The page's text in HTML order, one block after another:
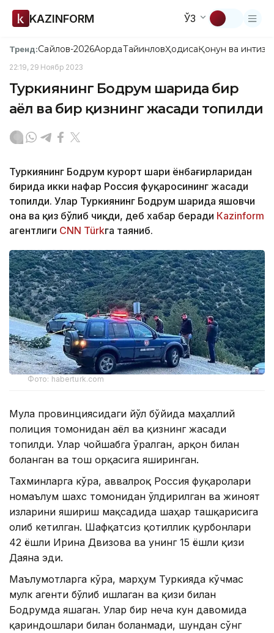
KAZINFORM ЎЗ
Тренд:Сайлов-2026АқордаТайинловҲодисаҚонун ва
22:19, 29 Ноябр 2023
Туркиянинг Бодрум шаҳрида бир
аёл ва бир қизнинг жасади топилди
Туркиянинг Бодрум курорт шаҳри ёнбағирларидан
бирида икки нафар Россия фуқаросининг жасади
топилди. Улар Туркиянинг Бодрум шаҳрида яшовчи
она ва қиз бўлиб чиқди, деб хабар беради Кazinform
агентлиги CNN Türkга таяниб.
Фото: haberturk.com
Муғла провинциясидаги йўл бўйида маҳаллий
полиция томонидан аёл ва қизнинг жасади
топилди. Улар чойшабга ўралган, арқон билан
боғланган ва тош орқасига яширинган.
Тахминларга кўра, аввалроқ Россия фуқаролари
номаълум шахс томонидан ўлдирилган ва жиноят
изларини яшириш мақсадида шаҳар ташқарисига
олиб кетилган. Шафқатсиз қотиллик қурбонлари
42 ёшли Ирина Двизова ва унинг 15 ёшли қизи
Даяна эди.
Маълумотларга кўра, марҳум Туркияда кўчмас
мулк агенти бўлиб ишлаган ва қизи билан
Бодрумда яшаган. Улар бир неча кун давомида
қариндошлари билан боғланмади, шундан сўнг